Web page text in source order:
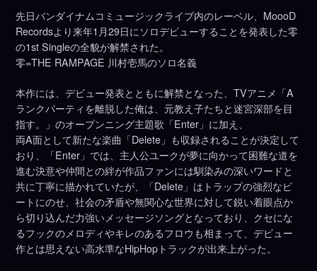
先日バンダイナムコミュージックライブ内のレーベル、MoooD
Recordsより来年1月29日にソロデビューすることを発表した零
の1st Singleの全貌が解禁された。
零=THE RAMPAGE 川村壱馬のソロ名義
本作には、デビュー発表とともに解禁となった、TVアニメ「A
ランクパーティを離脱した俺は、元教え子たちと迷宮深部を目
指す。」のオープンニング主題歌「Enter」に加え、
両A面として新たな楽曲「Delete」も収録されることが決定して
おり、「Enter」では、主人公ユークが夢に向かって困難な道を
進む決意や仲間との絆が作品ファンには馴染みの深いワードと
共に丁寧に描かれていたが、「Delete」はトラップの強烈なビ
ートにのせ、社会の矛盾や無関心な世界に対して鋭い着眼点か
ら切り込んだ力強いメッセージソングとなっており、クセにな
るフックのメロディやキレのあるフロウも相まって、デビュー
作とは思えない高水準なHipHopトラックが出来上がった。